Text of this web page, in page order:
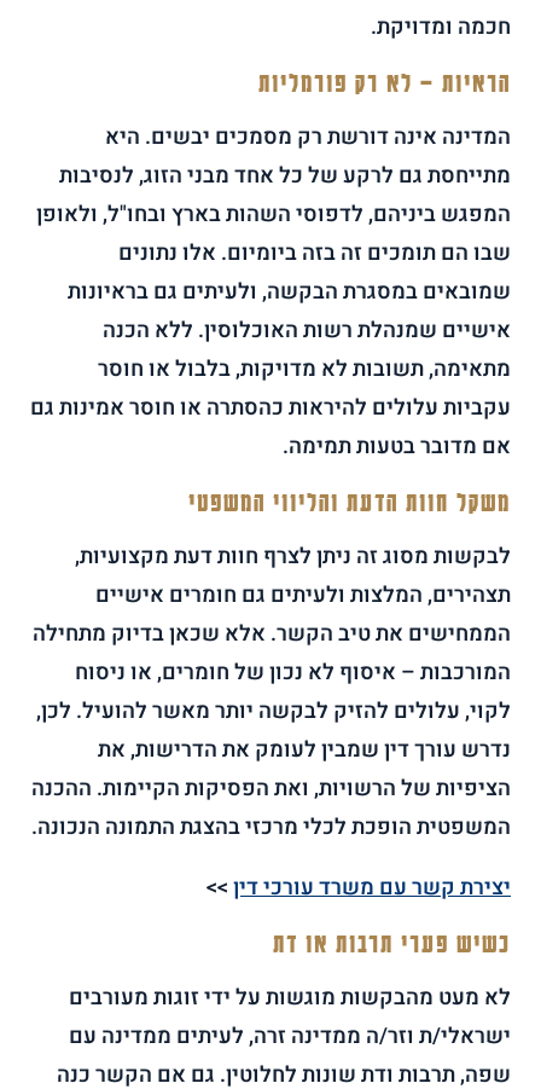
חכמה ומדויקת.
הראיות – לא רק פורמליות
המדינה אינה דורשת רק מסמכים יבשים. היא
מתייחסת גם לרקע של כל אחד מבני הזוג, לנסיבות
המפגש ביניהם, לדפוסי השהות בארץ ובחו"ל, ולאופן
שבו הם תומכים זה בזה ביומיום. אלו נתונים
שמובאים במסגרת הבקשה, ולעיתים גם בראיונות
אישיים שמנהלת רשות האוכלוסין. ללא הכנה
מתאימה, תשובות לא מדויקות, בלבול או חוסר
עקביות עלולים להיראות כהסתרה או חוסר אמינות גם
אם מדובר בטעות תמימה.
משקל חוות הדעת והליווי המשפטי
לבקשות מסוג זה ניתן לצרף חוות דעת מקצועיות,
תצהירים, המלצות ולעיתים גם חומרים אישיים
הממחישים את טיב הקשר. אלא שכאן בדיוק מתחילה
המורכבות – איסוף לא נכון של חומרים, או ניסוח
לקוי, עלולים להזיק לבקשה יותר מאשר להועיל. לכן,
נדרש עורך דין שמבין לעומק את הדרישות, את
הציפיות של הרשויות, ואת הפסיקות הקיימות. ההכנה
המשפטית הופכת לכלי מרכזי בהצגת התמונה הנכונה.
יצירת קשר עם משרד עורכי דין>>
כשיש פערי תרבות או דת
לא מעט מהבקשות מוגשות על ידי זוגות מעורבים
ישראלי/ת וזר/ה ממדינה זרה, לעיתים ממדינה עם
שפה, תרבות ודת שונות לחלוטין. גם אם הקשר כנה